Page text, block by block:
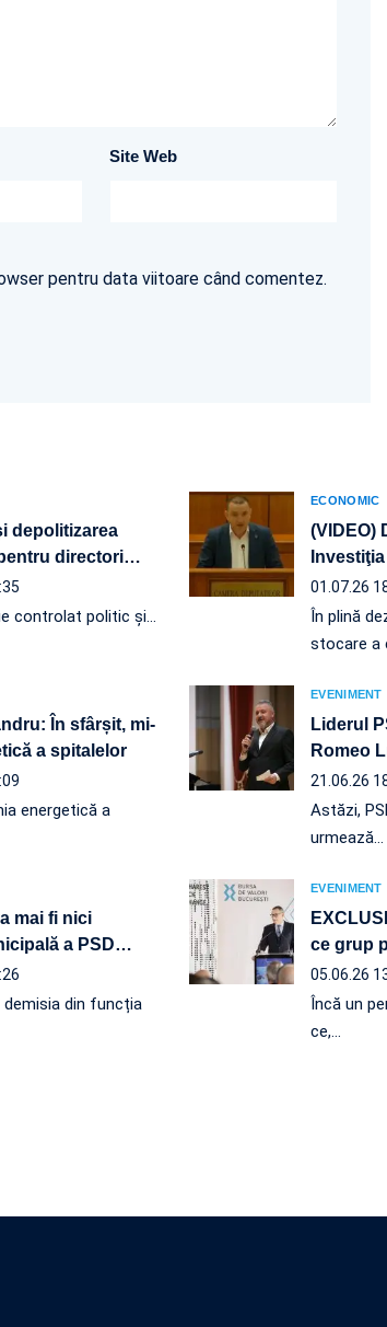
Site Web
pentru data viitoare când comentez.
depolitizarea
directori…
controlat politic și…
ECONOMIC
(VIDEO)
01.07.26
În plină
stocare a
În sfârșit, mi-
a spitalelor
energetică a
EVENIMENT
Liderul
Romeo
21.06.26
Astăzi,
urmează…
mai fi nici
a PSD…
din funcția
EVENIMENT
ce grup
05.06.26
Încă un
ce,…